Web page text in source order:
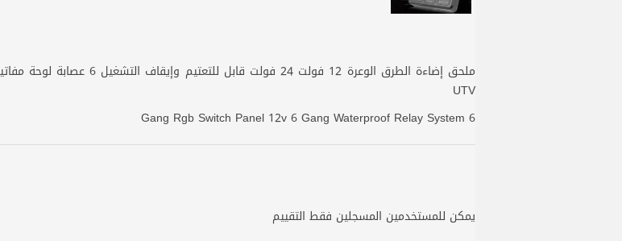
UTV
6 Gang Rgb Switch Panel 12v 6 Gang Waterproof Relay System
يمكن للمستخدمين المسجلين فقط التقييم